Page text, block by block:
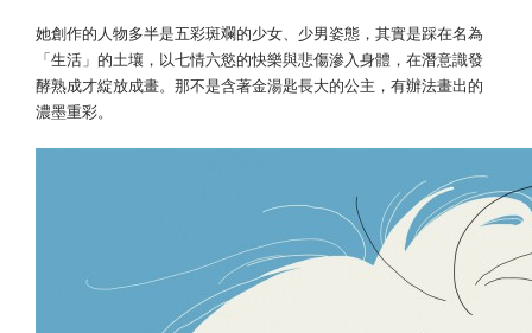
她創作的人物多半是五彩斑斕的少女、少男姿態，其實是踩在名為
「生活」的土壤，以七情六慾的快樂與悲傷滲入身體，在潛意識發
酵熟成才綻放成畫。那不是含著金湯匙長大的公主，有辦法畫出的
濃墨重彩。